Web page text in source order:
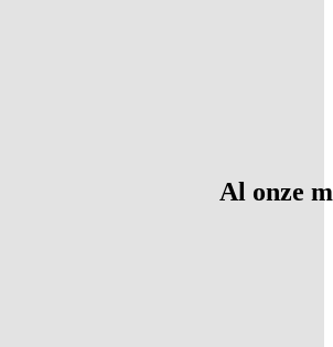
Al onze